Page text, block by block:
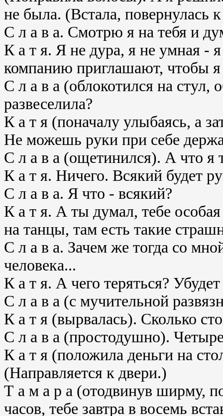
не была. (Встала, повернулась
С л а в а. Смотрю я на тебя и
К а т я. Я не дура, я не умная -
компанию приглашают, чтобы я
С л а в а (облокотился на стул,
развеселила?
К а т я (поначалу улыбаясь, а
Не можешь руки при себе
С л а в а (ощетинился). А что я
К а т я. Ничего. Всякий будет
С л а в а. Я что - всякий?
К а т я. А ты думал, тебе
на танцы, там есть такие
С л а в а. Зачем же тогда со
человека...
К а т я. А чего теряться?
С л а в а (с мучительной
К а т я (вырвалась). Сколько
С л а в а (простодушно).
К а т я (положила деньги на
(Направляется к двери.)
Т а м а р а (отодвинув ширму,
часов, тебе завтра в восемь